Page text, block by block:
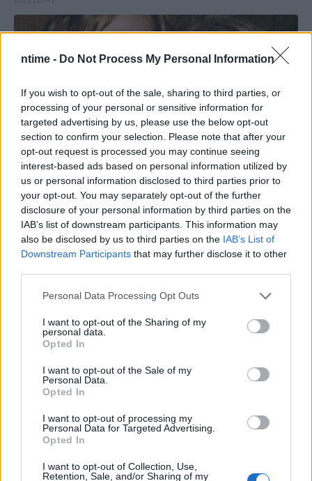
ntime - Do Not Process My Personal Information
If you wish to opt-out of the sale, sharing to third parties, or
processing of your personal or sensitive information for
targeted advertising by us, please use the below opt-out
section to confirm your selection. Please note that after your
opt-out request is processed you may continue seeing
interest-based ads based on personal information utilized by
us or personal information disclosed to third parties prior to
your opt-out. You may separately opt-out of the further
disclosure of your personal information by third parties on the
IAB’s list of downstream participants. This information may
also be disclosed by us to third parties on the IAB’s List of
Downstream Participants that may further disclose it to other
Personal Data Processing Opt Outs
I want to opt-out of the Sharing of my
personal data.
Opted In
I want to opt-out of the Sale of my
Personal Data.
Opted In
I want to opt-out of processing my
Personal Data for Targeted Advertising.
Opted In
I want to opt-out of Collection, Use,
Retention, Sale, and/or Sharing of my